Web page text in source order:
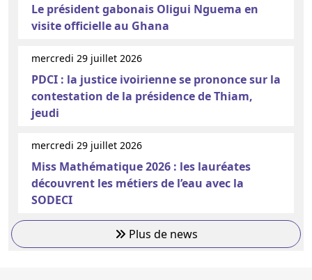
Le président gabonais Oligui Nguema en
visite officielle au Ghana
mercredi 29 juillet 2026
PDCI : la justice ivoirienne se prononce sur la
contestation de la présidence de Thiam,
jeudi
mercredi 29 juillet 2026
Miss Mathématique 2026 : les lauréates
découvrent les métiers de l’eau avec la
SODECI
Plus de news